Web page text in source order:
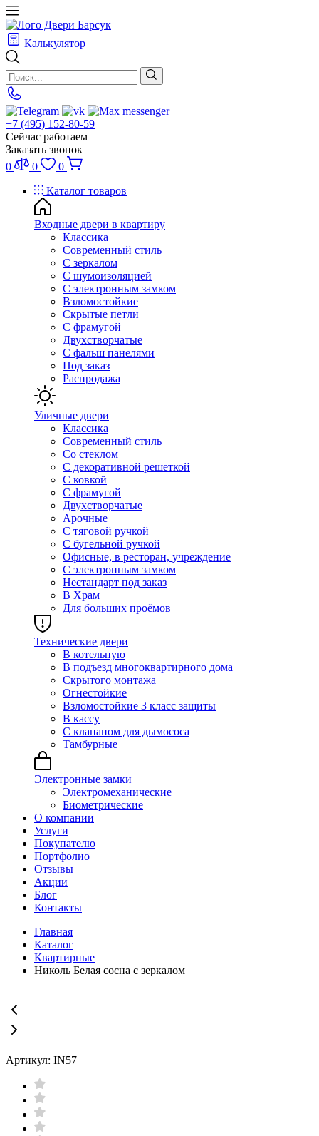
Калькулятор
+7 (495) 152-80-59
Сейчас работаем
Заказать звонок
0
0
0
Каталог товаров
Входные двери в квартиру
Классика
Современный стиль
С зеркалом
С шумоизоляцией
С электронным замком
Взломостойкие
Скрытые петли
С фрамугой
Двухстворчатые
С фальш панелями
Под заказ
Распродажа
Уличные двери
Классика
Современный стиль
Со стеклом
С декоративной решеткой
С ковкой
С фрамугой
Двухстворчатые
Арочные
С тяговой ручкой
С бугельной ручкой
Офисные, в ресторан, учреждение
С электронным замком
Нестандарт под заказ
В Храм
Для больших проёмов
Технические двери
В котельную
В подъезд многоквартирного дома
Скрытого монтажа
Огнестойкие
Взломостойкие 3 класс защиты
В кассу
С клапаном для дымососа
Тамбурные
Электронные замки
Электромеханические
Биометрические
О компании
Услуги
Покупателю
Портфолио
Отзывы
Акции
Блог
Контакты
Главная
Каталог
Квартирные
Николь Белая сосна с зеркалом
Артикул: IN57